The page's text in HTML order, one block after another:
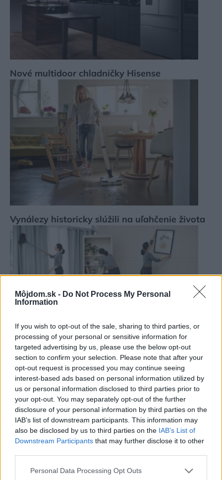
Môjdom.sk - Do Not Process My Personal
Information
If you wish to opt-out of the sale, sharing to third parties, or
processing of your personal or sensitive information for
targeted advertising by us, please use the below opt-out
section to confirm your selection. Please note that after your
opt-out request is processed you may continue seeing
interest-based ads based on personal information utilized by
us or personal information disclosed to third parties prior to
your opt-out. You may separately opt-out of the further
disclosure of your personal information by third parties on the
IAB’s list of downstream participants. This information may
also be disclosed by us to third parties on the IAB’s List of
Downstream Participants that may further disclose it to other
Please note that this website/app uses one or more Google
Personal Data Processing Opt Outs
Nové multidoor chladničky Hisense
Vynálezy historicky slúžili na uľahčenie života
12 skvelých trikov, ktoré oceníte pri jarnom
upratovaní
Najčítanejšie